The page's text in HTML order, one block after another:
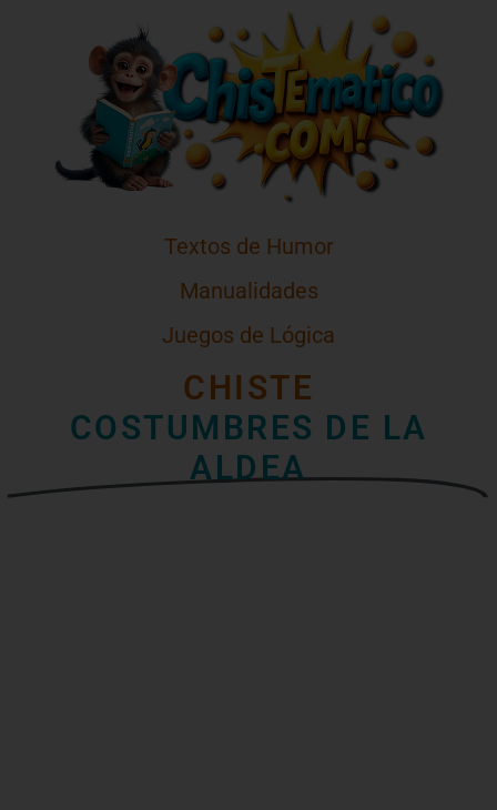
Textos de Humor
Manualidades
Juegos de Lógica
CHISTE
COSTUMBRES DE LA
ALDEA